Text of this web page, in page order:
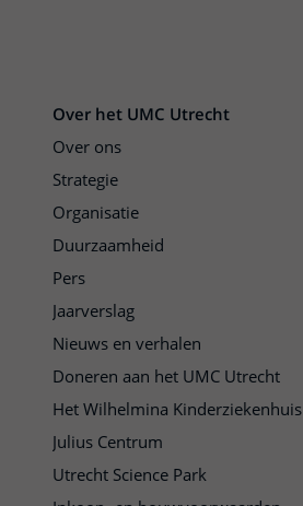
Over het UMC Utrecht
Over ons
Strategie
Organisatie
Duurzaamheid
Pers
Jaarverslag
Nieuws en verhalen
Doneren aan het UMC Utrecht
Het Wilhelmina Kinderziekenhuis
Julius Centrum
Utrecht Science Park